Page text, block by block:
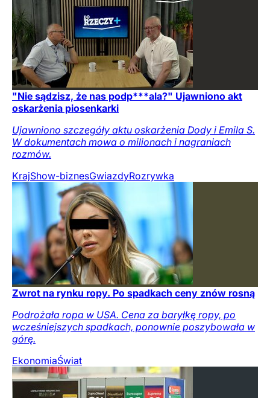
"Nie sądzisz, że nas podp***ala?" Ujawniono akt
oskarżenia piosenkarki
Ujawniono szczegóły aktu oskarżenia Dody i Emila S.
W dokumentach mowa o milionach i nagraniach
rozmów.
KrajShow-biznesGwiazdyRozrywka
Zwrot na rynku ropy. Po spadkach ceny znów rosną
Podrożała ropa w USA. Cena za baryłkę ropy, po
wcześniejszych spadkach, ponownie poszybowała w
górę.
EkonomiaŚwiat